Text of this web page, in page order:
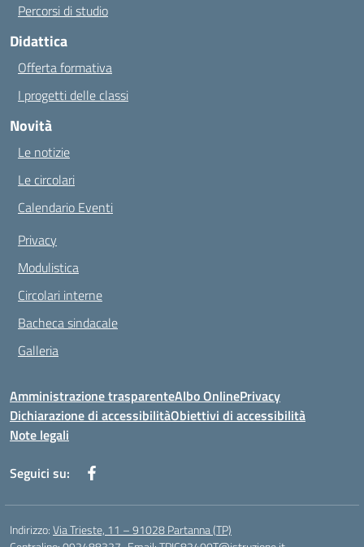
Percorsi di studio
Didattica
Offerta formativa
I progetti delle classi
Novità
Le notizie
Le circolari
Calendario Eventi
Privacy
Modulistica
Circolari interne
Bacheca sindacale
Galleria
Amministrazione trasparenteAlbo OnlinePrivacy
Dichiarazione di accessibilitàObiettivi di accessibilità
Note legali
Seguici su:
Indirizzo:Via Trieste, 11 – 91028 Partanna (TP)